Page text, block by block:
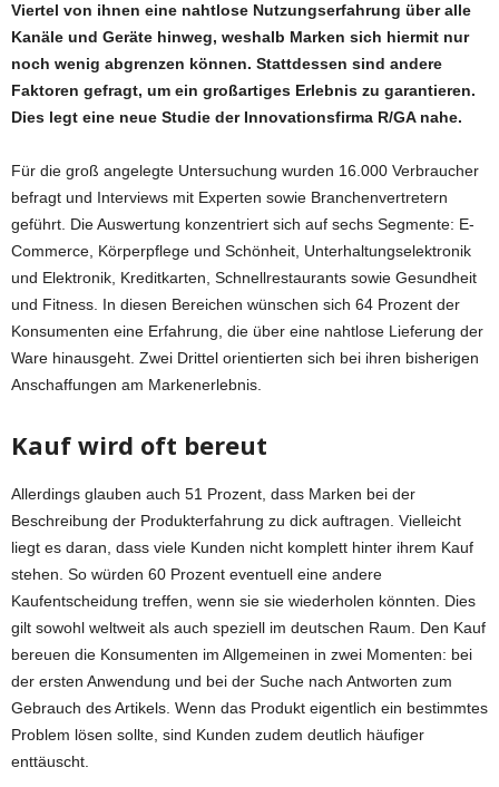
Viertel von ihnen eine nahtlose Nutzungserfahrung über alle
Kanäle und Geräte hinweg, weshalb Marken sich hiermit nur
noch wenig abgrenzen können. Stattdessen sind andere
Faktoren gefragt, um ein großartiges Erlebnis zu garantieren.
Dies legt eine neue Studie der Innovationsfirma R/GA nahe.
Für die groß angelegte Untersuchung wurden 16.000 Verbraucher
befragt und Interviews mit Experten sowie Branchenvertretern
geführt. Die Auswertung konzentriert sich auf sechs Segmente: E-
Commerce, Körperpflege und Schönheit, Unterhaltungselektronik
und Elektronik, Kreditkarten, Schnellrestaurants sowie Gesundheit
und Fitness. In diesen Bereichen wünschen sich 64 Prozent der
Konsumenten eine Erfahrung, die über eine nahtlose Lieferung der
Ware hinausgeht. Zwei Drittel orientierten sich bei ihren bisherigen
Anschaffungen am Markenerlebnis.
Kauf wird oft bereut
Allerdings glauben auch 51 Prozent, dass Marken bei der
Beschreibung der Produkterfahrung zu dick auftragen. Vielleicht
liegt es daran, dass viele Kunden nicht komplett hinter ihrem Kauf
stehen. So würden 60 Prozent eventuell eine andere
Kaufentscheidung treffen, wenn sie sie wiederholen könnten. Dies
gilt sowohl weltweit als auch speziell im deutschen Raum. Den Kauf
bereuen die Konsumenten im Allgemeinen in zwei Momenten: bei
der ersten Anwendung und bei der Suche nach Antworten zum
Gebrauch des Artikels. Wenn das Produkt eigentlich ein bestimmtes
Problem lösen sollte, sind Kunden zudem deutlich häufiger
enttäuscht.